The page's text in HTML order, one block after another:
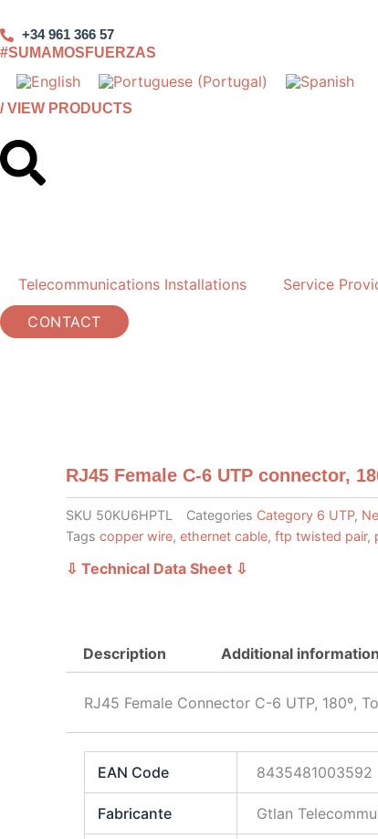
to
content
+34 961 366 57
#SUMAMOSFUERZAS
/ VIEW PRODUCTS
Telecommunications Installations Service
CONTACT
RJ45 Female C-6 UTP connector,
SKU 50KU6HPTL Categories Category 6 UTP,
Tags copper wire, ethernet cable, ftp twisted pair,
⇩ Technical Data Sheet ⇩
Description Additional information
RJ45 Female Connector C-6 UTP, 180º,
EAN Code 8435481003592
Fabricante Gtlan